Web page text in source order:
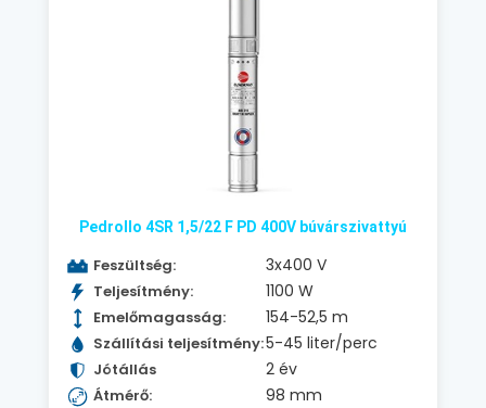
Pedrollo 4SR 1,5/22 F PD 400V búvárszivattyú
Feszültség: 3x400 V
Teljesítmény: 1100 W
Emelőmagasság: 154-52,5 m
Szállítási teljesítmény:5-45 liter/perc
Jótállás 2 év
Átmérő: 98 mm